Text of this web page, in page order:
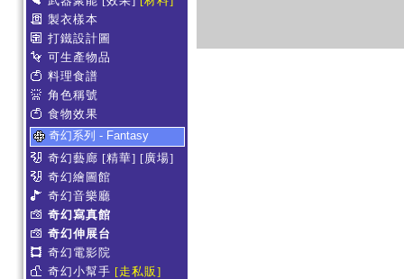
製衣樣本
打鐵設計圖
可生產物品
料理食譜
角色稱號
食物效果
奇幻系列 - Fantasy
奇幻藝廊 [精華] [廣場]
奇幻繪圖館
奇幻音樂廳
奇幻寫真館
奇幻伸展台
奇幻電影院
奇幻小幫手 [走私販]